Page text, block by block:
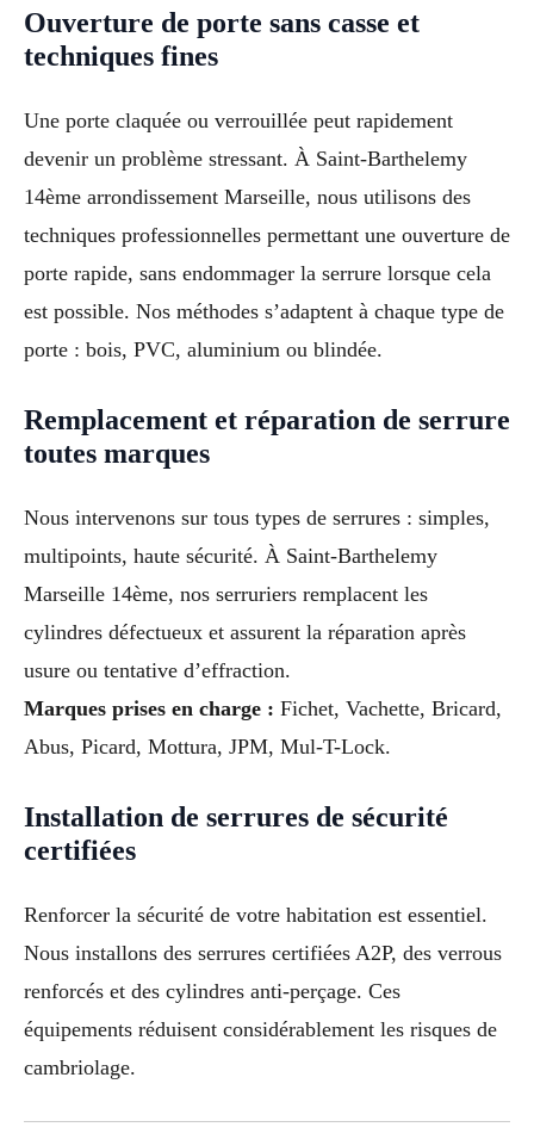
Ouverture de porte sans casse et
techniques fines
Une porte claquée ou verrouillée peut rapidement
devenir un problème stressant. À Saint-Barthelemy
14ème arrondissement Marseille, nous utilisons des
techniques professionnelles permettant une ouverture de
porte rapide, sans endommager la serrure lorsque cela
est possible. Nos méthodes s’adaptent à chaque type de
porte : bois, PVC, aluminium ou blindée.
Remplacement et réparation de serrure
toutes marques
Nous intervenons sur tous types de serrures : simples,
multipoints, haute sécurité. À Saint-Barthelemy
Marseille 14ème, nos serruriers remplacent les
cylindres défectueux et assurent la réparation après
usure ou tentative d’effraction.
Marques prises en charge : Fichet, Vachette, Bricard,
Abus, Picard, Mottura, JPM, Mul-T-Lock.
Installation de serrures de sécurité
certifiées
Renforcer la sécurité de votre habitation est essentiel.
Nous installons des serrures certifiées A2P, des verrous
renforcés et des cylindres anti-perçage. Ces
équipements réduisent considérablement les risques de
cambriolage.